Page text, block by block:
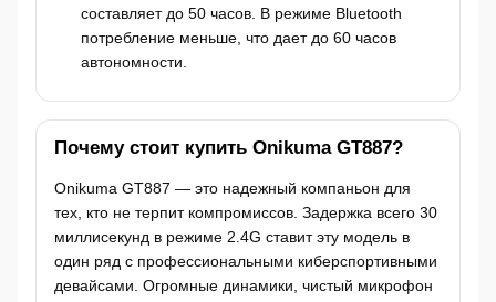
составляет до 50 часов. В режиме Bluetooth
потребление меньше, что дает до 60 часов
автономности.
Почему стоит купить Onikuma GT887?
Onikuma GT887 — это надежный компаньон для
тех, кто не терпит компромиссов. Задержка всего 30
миллисекунд в режиме 2.4G ставит эту модель в
один ряд с профессиональными киберспортивными
девайсами. Огромные динамики, чистый микрофон